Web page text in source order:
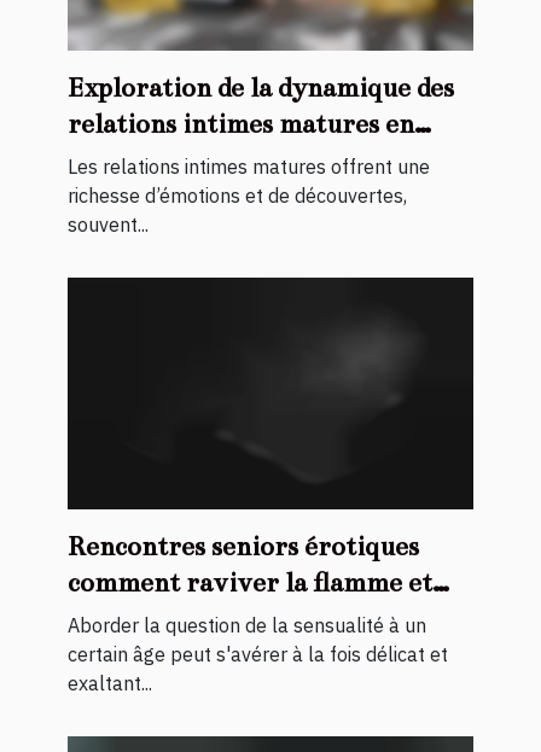
Exploration de la dynamique des
relations intimes matures en
direct
Les relations intimes matures offrent une
richesse d’émotions et de découvertes,
souvent...
Rencontres seniors érotiques
comment raviver la flamme et
trouver des partenaires
d'expérience
Aborder la question de la sensualité à un
certain âge peut s'avérer à la fois délicat et
exaltant...